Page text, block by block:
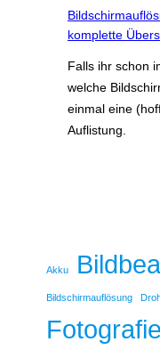
komplette
Falls ihr schon
welche
einmal eine
Auflistung.
Akku
Bildschirmauflösung
Fotografie